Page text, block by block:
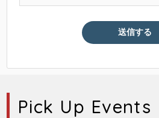
Pick Up Events